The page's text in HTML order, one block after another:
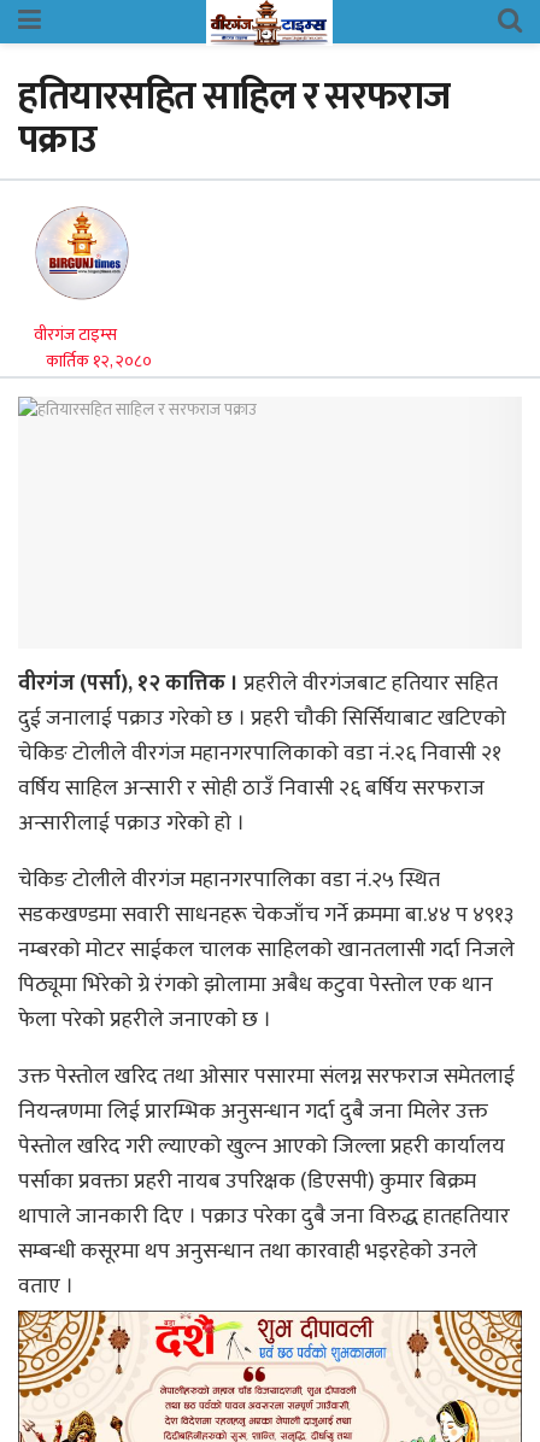
हतियारसहित साहिल र सरफराज
पक्राउ
वीरगंज टाइम्स
कार्तिक १२, २०८०
वीरगंज (पर्सा), १२ कात्तिक । प्रहरीले वीरगंजबाट हतियार सहित
दुई जनालाई पक्राउ गरेकाे छ । प्रहरी चौकी सिर्सियाबाट खटिएको
चेकिङ टोलीले वीरगंज महानगरपालिकाकाे वडा नं.२६ निवासी २१
वर्षिय साहिल अन्सारी र साेही ठाउँ निवासी २६ बर्षिय सरफराज
अन्सारीलाई पक्राउ गरेकाे हाे ।
चेकिङ टोलीले वीरगंज महानगरपालिका वडा नं.२५ स्थित
सडकखण्डमा सवारी साधनहरू चेकजाँच गर्ने क्रममा बा.४४ प ४९१३
नम्बरको मोटर साईकल चालक साहिलकाे खानतलासी गर्दा निजले
पिठ्यूमा भिरेको ग्रे रंगको झोलामा अबैध कटुवा पेस्तोल एक थान
फेला परेको प्रहरीले जनाएकाे छ ।
उक्त पेस्तोल खरिद तथा ओसार पसारमा संलग्न सरफराज समेतलाई
नियन्त्रणमा लिई प्रारम्भिक अनुसन्धान गर्दा दुबै जना मिलेर उक्त
पेस्तोल खरिद गरी ल्याएको खुल्न आएको जिल्ला प्रहरी कार्यालय
पर्साका प्रवक्ता प्रहरी नायब उपरिक्षक (डिएसपी) कुमार बिक्रम
थापाले जानकारी दिए । पक्राउ परेका दुबै जना विरुद्ध हातहतियार
सम्बन्धी कसूरमा थप अनुसन्धान तथा कारवाही भइरहेकाे उनले
वताए ।